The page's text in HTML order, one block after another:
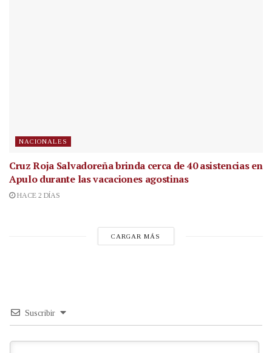
NACIONALES
Cruz Roja Salvadoreña brinda cerca de 40 asistencias en
Apulo durante las vacaciones agostinas
HACE 2 DÍAS
CARGAR MÁS
Suscribir